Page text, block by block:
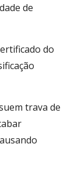
de
do
trava de